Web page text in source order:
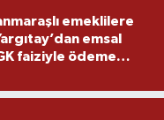
emeklilere
emsal
faiziyle ödeme